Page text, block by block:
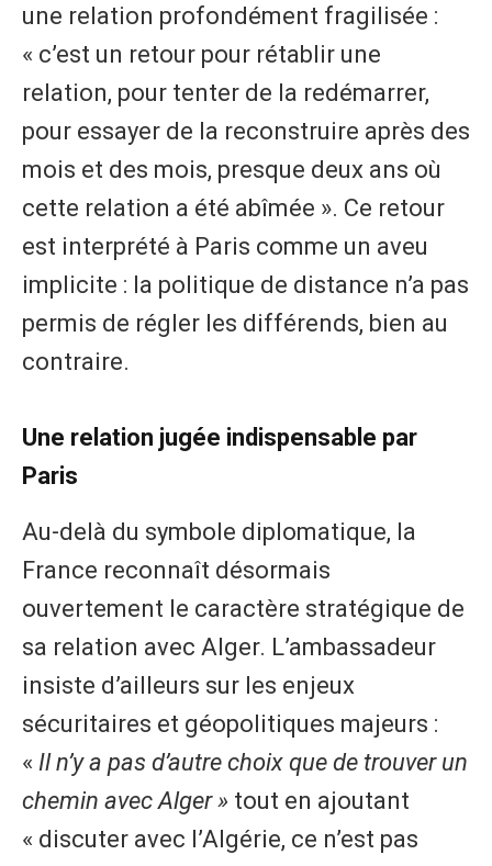
une relation profondément fragilisée :
« c’est un retour pour rétablir une
relation, pour tenter de la redémarrer,
pour essayer de la reconstruire après des
mois et des mois, presque deux ans où
cette relation a été abîmée ». Ce retour
est interprété à Paris comme un aveu
implicite : la politique de distance n’a pas
permis de régler les différends, bien au
contraire.
Une relation jugée indispensable par
Paris
Au-delà du symbole diplomatique, la
France reconnaît désormais
ouvertement le caractère stratégique de
sa relation avec Alger. L’ambassadeur
insiste d’ailleurs sur les enjeux
sécuritaires et géopolitiques majeurs :
« Il n’y a pas d’autre choix que de trouver un
chemin avec Alger » tout en ajoutant
« discuter avec l’Algérie, ce n’est pas